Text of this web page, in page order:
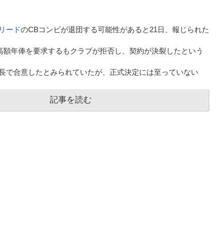
ードのCBコンビが退団する可能性があると21日、報じられた
額年俸を要求するもクラブが拒否し、契約が決裂したという
で合意したとみられていたが、正式決定には至っていない
記事を読む